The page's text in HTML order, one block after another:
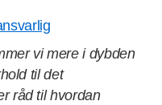
vi mere i dybden
til det
råd til hvordan